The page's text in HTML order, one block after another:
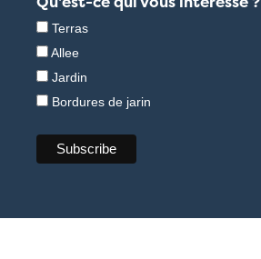
Terras
Allee
Jardin
Bordures de jarin